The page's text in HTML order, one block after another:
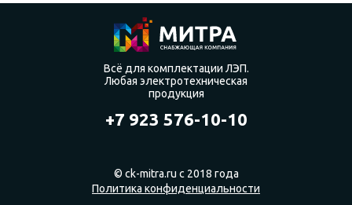
Всё для комплектации ЛЭП.
Любая электротехническая
продукция
+7 923 576-10-10
© ck-mitra.ru с 2018 года
Политика конфиденциальности